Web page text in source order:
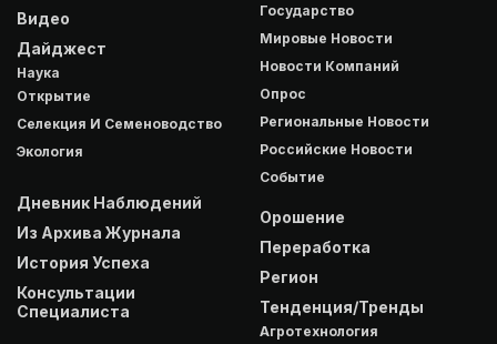
Видео
Дайджест
Наука
Открытие
Селекция И Семеноводство
Экология
Дневник Наблюдений
Из Архива Журнала
История Успеха
Консультации
Специалиста
Государство
Мировые Новости
Новости Компаний
Опрос
Региональные Новости
Российские Новости
Событие
Орошение
Переработка
Регион
Тенденция/Тренды
Агротехнология